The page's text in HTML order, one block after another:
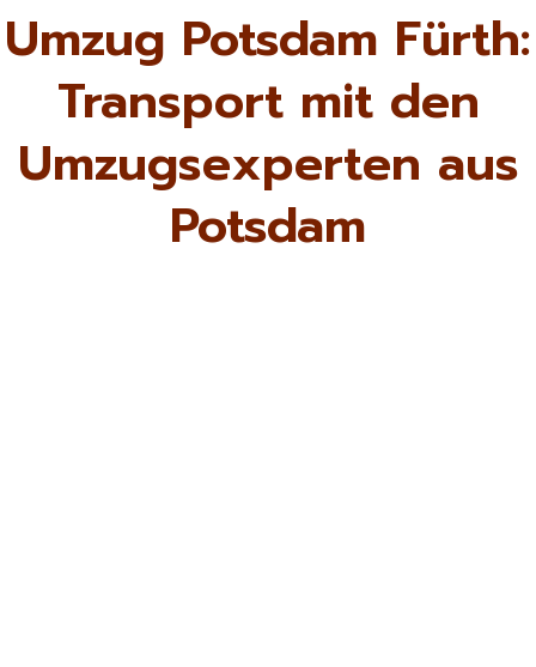
Umzug Potsdam Fürth:
Transport mit den
Umzugsexperten aus
Potsdam